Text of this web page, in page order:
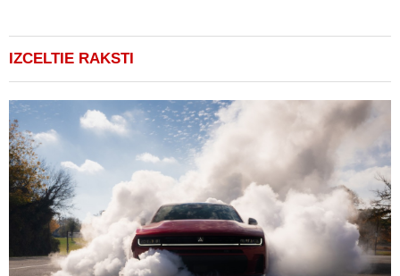
IZCELTIE RAKSTI